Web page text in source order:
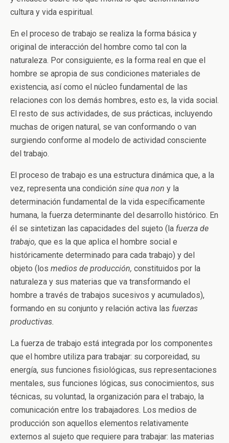
cultura y vida espiritual.
En el proceso de trabajo se realiza la forma básica y
original de interacción del hombre como tal con la
naturaleza. Por consiguiente, es la forma real en que el
hombre se apropia de sus condiciones materiales de
existencia, así como el núcleo fundamental de las
relaciones con los demás hombres, esto es, la vida social.
El resto de sus actividades, de sus prácticas, incluyendo
muchas de origen natural, se van conformando o van
surgiendo conforme al modelo de actividad consciente
del trabajo.
El proceso de trabajo es una estructura dinámica que, a la
vez, representa una condición sine qua non y la
determinación fundamental de la vida específicamente
humana, la fuerza determinante del desarrollo histórico. En
él se sintetizan las capacidades del sujeto (la fuerza de
trabajo, que es la que aplica el hombre social e
históricamente determinado para cada trabajo) y del
objeto (los medios de producción, constituidos por la
naturaleza y sus materias que va transformando el
hombre a través de trabajos sucesivos y acumulados),
formando en su conjunto y relación activa las fuerzas
productivas.
La fuerza de trabajo está integrada por los componentes
que el hombre utiliza para trabajar: su corporeidad, su
energía, sus funciones fisiológicas, sus representaciones
mentales, sus funciones lógicas, sus conocimientos, sus
técnicas, su voluntad, la organización para el trabajo, la
comunicación entre los trabajadores. Los medios de
producción son aquellos elementos relativamente
externos al sujeto que requiere para trabajar: las materias